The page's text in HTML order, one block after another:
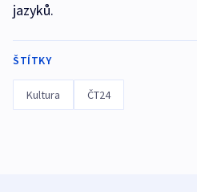
jazyků.
ŠTÍTKY
Kultura ČT24